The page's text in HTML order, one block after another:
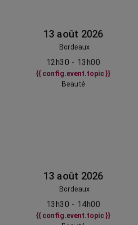
13 août 2026
Bordeaux
12h30 - 13h00
{{ config.event.topic }}
Beauté
13 août 2026
Bordeaux
13h30 - 14h00
{{ config.event.topic }}